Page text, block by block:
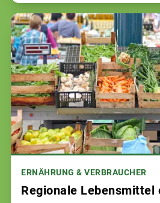
ERNÄHRUNG & VERBRAUCHER
Regionale Lebensmittel